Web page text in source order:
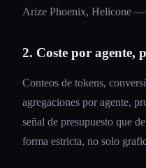
Arize Phoenix, Helicone —
2. Coste por agente,
Conteos de tokens,
agregaciones por agente,
señal de presupuesto que
forma estricta, no solo